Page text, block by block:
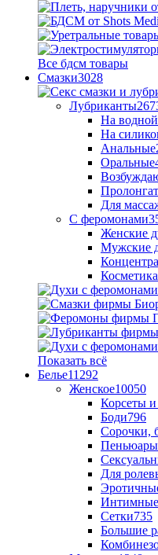
Все бдсм товары
Смазки3028
Лубриканты
На
На
Анальные
Оральные
Для
С феромонами
Женские
Мужские
Косметика
Показать всё
Белье11292
Женское10050
Корсеты
Боди796
Сорочки,
Пеньюары
Для
Интимные
Сетки735
Большие